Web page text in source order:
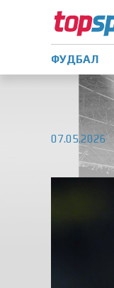
ФУДБАЛ
07.05.2026